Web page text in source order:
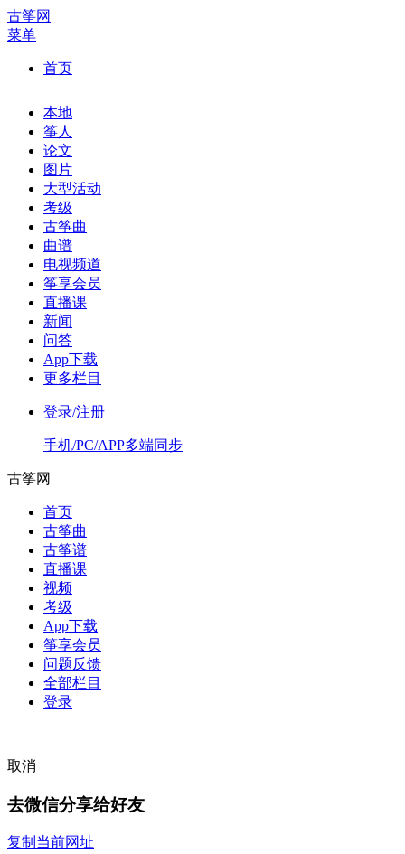
古筝网
菜单
首页
本地
筝人
论文
图片
大型活动
考级
古筝曲
曲谱
电视频道
筝享会员
直播课
新闻
问答
App下载
更多栏目
登录/注册
手机/PC/APP多端同步
古筝网
首页
古筝曲
古筝谱
直播课
视频
考级
App下载
筝享会员
问题反馈
全部栏目
登录
取消
去微信分享给好友
复制当前网址